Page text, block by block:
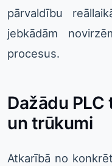
pārvaldību
jebkādām
procesus.
Dažādu
un trūkumi
Atkarībā no